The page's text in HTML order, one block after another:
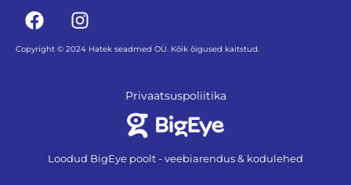
Copyright © 2024 Hatek seadmed OÜ. Kõik õigused kaitstud.
Privaatsuspoliitika
Loodud BigEye poolt - veebiarendus & kodulehed